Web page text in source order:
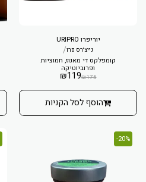
יוריפרו URIPRO
נייצ'רס פרו/
קומפלקס די מאנוז, חמוציות
ופרוביוטיקה
₪175
₪119
הוסף לסל הקניות
20%-